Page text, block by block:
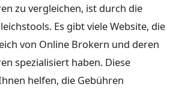
zu vergleichen, ist durch die
Es gibt viele Website, die
von Online Brokern und deren
spezialisiert haben. Diese
helfen, die Gebühren